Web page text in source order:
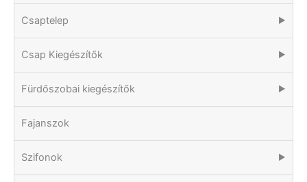
Csaptelep ▶
Csap Kiegészítők ▶
Fürdőszobai kiegészítők ▶
Fajanszok
Szifonok ▶